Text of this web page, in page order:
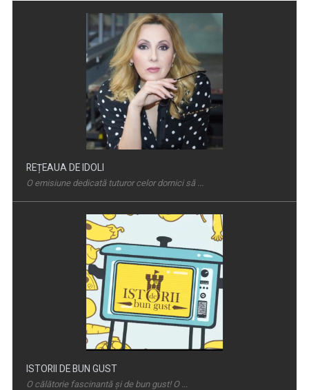
REȚEAUA DE IDOLI
O emisiune dedicată tuturor celor dornici să ...
ISTORII DE BUN GUST
O călătorie fascinantă şi de bun gust! O ...